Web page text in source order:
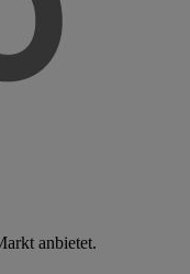
anbietet.